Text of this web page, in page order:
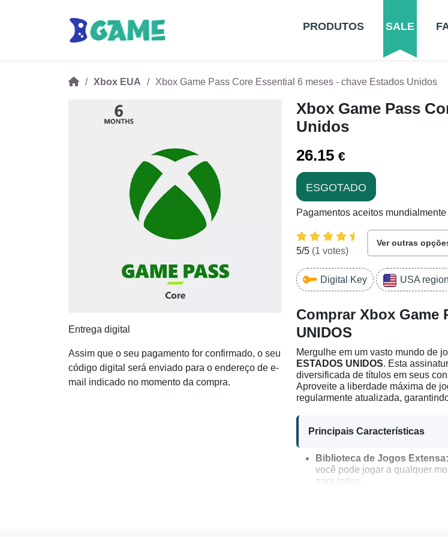
PRODUTOS SALE
Xbox EUA Xbox Game Pass Core Essential 6 meses - chave Estados Unidos
Entrega digital
Assim que o seu pagamento for confirmado, o seu
código digital será enviado para o endereço de e-
mail indicado no momento da compra.
Xbox Game Pass
Unidos
26.15 €
ESGOTADO
Pagamentos aceitos mundialmente
5/5 (1 votes)
Ver outras
Digital Key USA region
Comprar Xbox Game
UNIDOS
Mergulhe em um vasto mundo de
ESTADOS UNIDOS. Esta
diversificada de títulos em seus
Aproveite a liberdade máxima de
regularmente atualizada,
Principais Características
Biblioteca de Jogos Extensa:
você pode jogar a qualquer
para todos.
Store, melhorando sua